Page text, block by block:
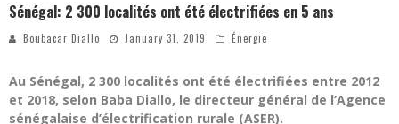
Sénégal: 2 300 localités ont été électrifiées en 5 ans
Boubacar Diallo January 31, 2019 Énergie
Au Sénégal, 2 300 localités ont été électrifiées entre 2012
et 2018, selon Baba Diallo, le directeur général de l’Agence
sénégalaise d’électrification rurale (ASER).